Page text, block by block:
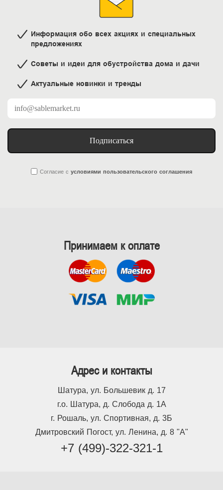
Информация обо всех акциях и специальных
предложениях
Советы и идеи для обустройства дома и дачи
Актуальные новинки и тренды
Подписаться
Согласие с условиями пользовательского соглашения
Принимаем к оплате
Адрес и контакты
Шатура, ул. Большевик д. 17
г.о. Шатура, д. Слобода д. 1А
г. Рошаль, ул. Спортивная, д. 3Б
Дмитровский Погост, ул. Ленина, д. 8 "А"
+7 (499)-322-321-1